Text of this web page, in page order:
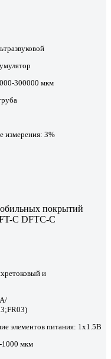
300000 мкм
измерения: 3%
покрытий
C DFTC-C
и
элементов питания: 1х1.5B
1000 мкм